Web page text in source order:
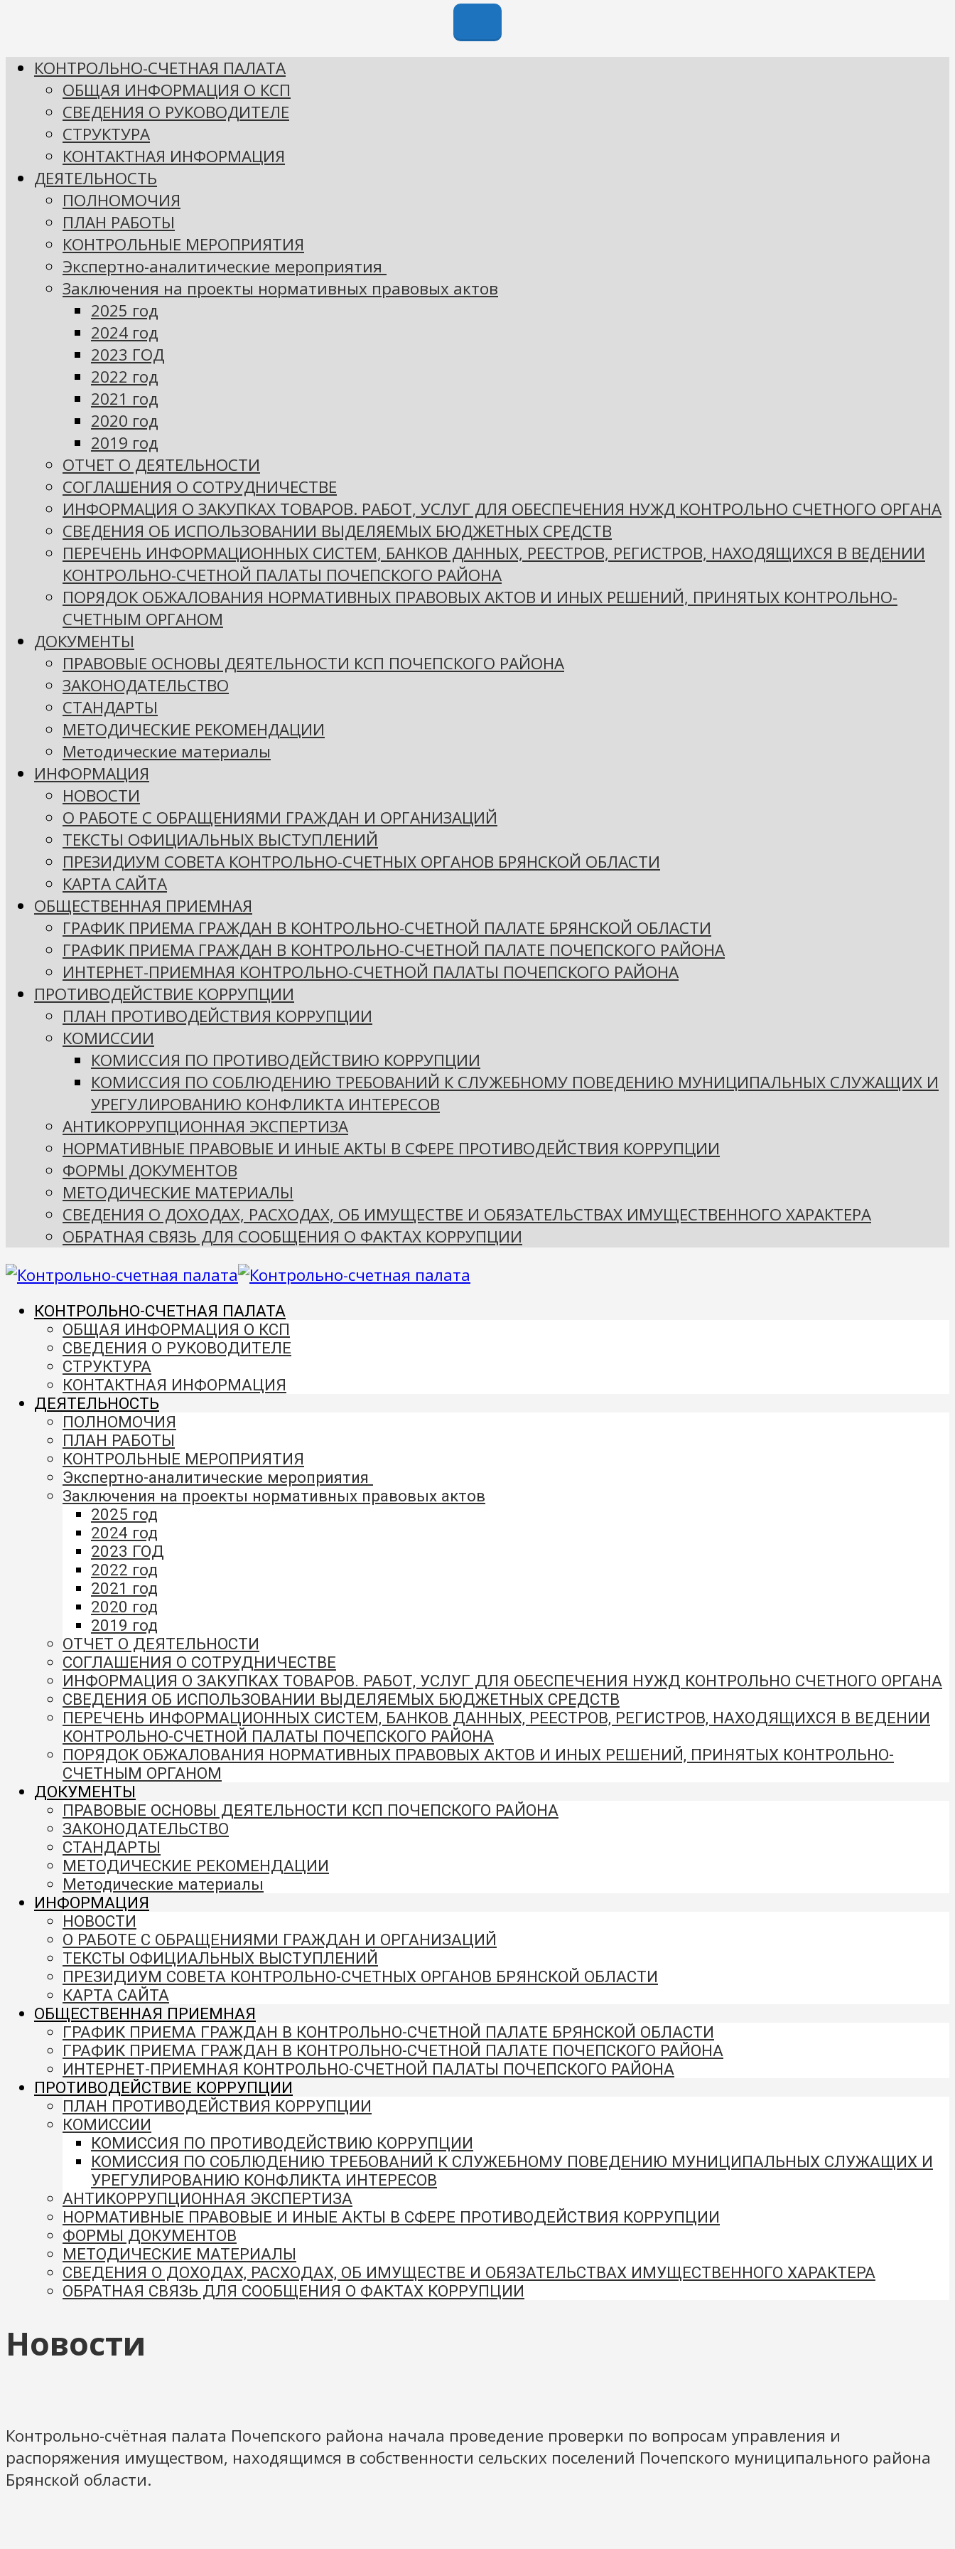
КОНТРОЛЬНО-СЧЕТНАЯ ПАЛАТА
ОБЩАЯ ИНФОРМАЦИЯ О КСП
СВЕДЕНИЯ О РУКОВОДИТЕЛЕ
СТРУКТУРА
КОНТАКТНАЯ ИНФОРМАЦИЯ
ДЕЯТЕЛЬНОСТЬ
ПОЛНОМОЧИЯ
ПЛАН РАБОТЫ
КОНТРОЛЬНЫЕ МЕРОПРИЯТИЯ
Экспертно-аналитические мероприятия
Заключения на проекты нормативных правовых актов
2025 год
2024 год
2023 ГОД
2022 год
2021 год
2020 год
2019 год
ОТЧЕТ О ДЕЯТЕЛЬНОСТИ
СОГЛАШЕНИЯ О СОТРУДНИЧЕСТВЕ
ИНФОРМАЦИЯ О ЗАКУПКАХ ТОВАРОВ. РАБОТ, УСЛУГ ДЛЯ ОБЕСПЕЧЕНИЯ НУЖД КОНТРОЛЬНО СЧЕТНОГО ОРГАНА
СВЕДЕНИЯ ОБ ИСПОЛЬЗОВАНИИ ВЫДЕЛЯЕМЫХ БЮДЖЕТНЫХ СРЕДСТВ
ПЕРЕЧЕНЬ ИНФОРМАЦИОННЫХ СИСТЕМ, БАНКОВ ДАННЫХ, РЕЕСТРОВ, РЕГИСТРОВ, НАХОДЯЩИХСЯ В ВЕДЕНИИ
КОНТРОЛЬНО-СЧЕТНОЙ ПАЛАТЫ ПОЧЕПСКОГО РАЙОНА
ПОРЯДОК ОБЖАЛОВАНИЯ НОРМАТИВНЫХ ПРАВОВЫХ АКТОВ И ИНЫХ РЕШЕНИЙ, ПРИНЯТЫХ КОНТРОЛЬНО-
СЧЕТНЫМ ОРГАНОМ
ДОКУМЕНТЫ
ПРАВОВЫЕ ОСНОВЫ ДЕЯТЕЛЬНОСТИ КСП ПОЧЕПСКОГО РАЙОНА
ЗАКОНОДАТЕЛЬСТВО
СТАНДАРТЫ
МЕТОДИЧЕСКИЕ РЕКОМЕНДАЦИИ
Методические материалы
ИНФОРМАЦИЯ
НОВОСТИ
О РАБОТЕ С ОБРАЩЕНИЯМИ ГРАЖДАН И ОРГАНИЗАЦИЙ
ТЕКСТЫ ОФИЦИАЛЬНЫХ ВЫСТУПЛЕНИЙ
ПРЕЗИДИУМ СОВЕТА КОНТРОЛЬНО-СЧЕТНЫХ ОРГАНОВ БРЯНСКОЙ ОБЛАСТИ
КАРТА САЙТА
ОБЩЕСТВЕННАЯ ПРИЕМНАЯ
ГРАФИК ПРИЕМА ГРАЖДАН В КОНТРОЛЬНО-СЧЕТНОЙ ПАЛАТЕ БРЯНСКОЙ ОБЛАСТИ
ГРАФИК ПРИЕМА ГРАЖДАН В КОНТРОЛЬНО-СЧЕТНОЙ ПАЛАТЕ ПОЧЕПСКОГО РАЙОНА
ИНТЕРНЕТ-ПРИЕМНАЯ КОНТРОЛЬНО-СЧЕТНОЙ ПАЛАТЫ ПОЧЕПСКОГО РАЙОНА
ПРОТИВОДЕЙСТВИЕ КОРРУПЦИИ
ПЛАН ПРОТИВОДЕЙСТВИЯ КОРРУПЦИИ
КОМИССИИ
КОМИССИЯ ПО ПРОТИВОДЕЙСТВИЮ КОРРУПЦИИ
КОМИССИЯ ПО СОБЛЮДЕНИЮ ТРЕБОВАНИЙ К СЛУЖЕБНОМУ ПОВЕДЕНИЮ МУНИЦИПАЛЬНЫХ СЛУЖАЩИХ И
УРЕГУЛИРОВАНИЮ КОНФЛИКТА ИНТЕРЕСОВ
АНТИКОРРУПЦИОННАЯ ЭКСПЕРТИЗА
НОРМАТИВНЫЕ ПРАВОВЫЕ И ИНЫЕ АКТЫ В СФЕРЕ ПРОТИВОДЕЙСТВИЯ КОРРУПЦИИ
ФОРМЫ ДОКУМЕНТОВ
МЕТОДИЧЕСКИЕ МАТЕРИАЛЫ
СВЕДЕНИЯ О ДОХОДАХ, РАСХОДАХ, ОБ ИМУЩЕСТВЕ И ОБЯЗАТЕЛЬСТВАХ ИМУЩЕСТВЕННОГО ХАРАКТЕРА
ОБРАТНАЯ СВЯЗЬ ДЛЯ СООБЩЕНИЯ О ФАКТАХ КОРРУПЦИИ
КОНТРОЛЬНО-СЧЕТНАЯ ПАЛАТА
ОБЩАЯ ИНФОРМАЦИЯ О КСП
СВЕДЕНИЯ О РУКОВОДИТЕЛЕ
СТРУКТУРА
КОНТАКТНАЯ ИНФОРМАЦИЯ
ДЕЯТЕЛЬНОСТЬ
ПОЛНОМОЧИЯ
ПЛАН РАБОТЫ
КОНТРОЛЬНЫЕ МЕРОПРИЯТИЯ
Экспертно-аналитические мероприятия
Заключения на проекты нормативных правовых актов
2025 год
2024 год
2023 ГОД
2022 год
2021 год
2020 год
2019 год
ОТЧЕТ О ДЕЯТЕЛЬНОСТИ
СОГЛАШЕНИЯ О СОТРУДНИЧЕСТВЕ
ИНФОРМАЦИЯ О ЗАКУПКАХ ТОВАРОВ. РАБОТ, УСЛУГ ДЛЯ ОБЕСПЕЧЕНИЯ НУЖД КОНТРОЛЬНО СЧЕТНОГО ОРГАНА
СВЕДЕНИЯ ОБ ИСПОЛЬЗОВАНИИ ВЫДЕЛЯЕМЫХ БЮДЖЕТНЫХ СРЕДСТВ
ПЕРЕЧЕНЬ ИНФОРМАЦИОННЫХ СИСТЕМ, БАНКОВ ДАННЫХ, РЕЕСТРОВ, РЕГИСТРОВ, НАХОДЯЩИХСЯ В ВЕДЕНИИ
КОНТРОЛЬНО-СЧЕТНОЙ ПАЛАТЫ ПОЧЕПСКОГО РАЙОНА
ПОРЯДОК ОБЖАЛОВАНИЯ НОРМАТИВНЫХ ПРАВОВЫХ АКТОВ И ИНЫХ РЕШЕНИЙ, ПРИНЯТЫХ КОНТРОЛЬНО-
СЧЕТНЫМ ОРГАНОМ
ДОКУМЕНТЫ
ПРАВОВЫЕ ОСНОВЫ ДЕЯТЕЛЬНОСТИ КСП ПОЧЕПСКОГО РАЙОНА
ЗАКОНОДАТЕЛЬСТВО
СТАНДАРТЫ
МЕТОДИЧЕСКИЕ РЕКОМЕНДАЦИИ
Методические материалы
ИНФОРМАЦИЯ
НОВОСТИ
О РАБОТЕ С ОБРАЩЕНИЯМИ ГРАЖДАН И ОРГАНИЗАЦИЙ
ТЕКСТЫ ОФИЦИАЛЬНЫХ ВЫСТУПЛЕНИЙ
ПРЕЗИДИУМ СОВЕТА КОНТРОЛЬНО-СЧЕТНЫХ ОРГАНОВ БРЯНСКОЙ ОБЛАСТИ
КАРТА САЙТА
ОБЩЕСТВЕННАЯ ПРИЕМНАЯ
ГРАФИК ПРИЕМА ГРАЖДАН В КОНТРОЛЬНО-СЧЕТНОЙ ПАЛАТЕ БРЯНСКОЙ ОБЛАСТИ
ГРАФИК ПРИЕМА ГРАЖДАН В КОНТРОЛЬНО-СЧЕТНОЙ ПАЛАТЕ ПОЧЕПСКОГО РАЙОНА
ИНТЕРНЕТ-ПРИЕМНАЯ КОНТРОЛЬНО-СЧЕТНОЙ ПАЛАТЫ ПОЧЕПСКОГО РАЙОНА
ПРОТИВОДЕЙСТВИЕ КОРРУПЦИИ
ПЛАН ПРОТИВОДЕЙСТВИЯ КОРРУПЦИИ
КОМИССИИ
КОМИССИЯ ПО ПРОТИВОДЕЙСТВИЮ КОРРУПЦИИ
КОМИССИЯ ПО СОБЛЮДЕНИЮ ТРЕБОВАНИЙ К СЛУЖЕБНОМУ ПОВЕДЕНИЮ МУНИЦИПАЛЬНЫХ СЛУЖАЩИХ И
УРЕГУЛИРОВАНИЮ КОНФЛИКТА ИНТЕРЕСОВ
АНТИКОРРУПЦИОННАЯ ЭКСПЕРТИЗА
НОРМАТИВНЫЕ ПРАВОВЫЕ И ИНЫЕ АКТЫ В СФЕРЕ ПРОТИВОДЕЙСТВИЯ КОРРУПЦИИ
ФОРМЫ ДОКУМЕНТОВ
МЕТОДИЧЕСКИЕ МАТЕРИАЛЫ
СВЕДЕНИЯ О ДОХОДАХ, РАСХОДАХ, ОБ ИМУЩЕСТВЕ И ОБЯЗАТЕЛЬСТВАХ ИМУЩЕСТВЕННОГО ХАРАКТЕРА
ОБРАТНАЯ СВЯЗЬ ДЛЯ СООБЩЕНИЯ О ФАКТАХ КОРРУПЦИИ
Новости
Контрольно-счётная палата Почепского района начала проведение проверки по вопросам управления и
распоряжения имуществом, находящимся в собственности сельских поселений Почепского муниципального района
Брянской области.